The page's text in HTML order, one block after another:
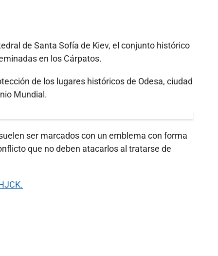
de Santa Sofía de Kiev, el conjunto histórico
en los Cárpatos.
de los lugares históricos de Odesa, ciudad
Mundial.
ser marcados con un emblema con forma
que no deben atacarlos al tratarse de